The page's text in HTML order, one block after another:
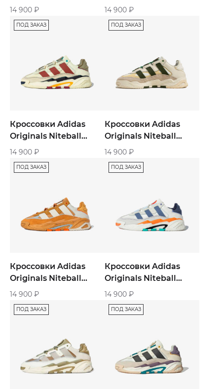
«Grey Legend Ink»
14 900 ₽
«Grey Green»
14 900 ₽
ПОД ЗАКАЗ
Кроссовки Adidas
Originals Niteball
«Cream Brown Gold»
14 900 ₽
ПОД ЗАКАЗ
Кроссовки Adidas
Originals Niteball
«Light Brown»
14 900 ₽
ПОД ЗАКАЗ
Кроссовки Adidas
Originals Niteball
«Brown Yellow»
14 900 ₽
ПОД ЗАКАЗ
Кроссовки Adidas
Originals Niteball
«Cream White»
14 900 ₽
ПОД ЗАКАЗ ПОД ЗАКАЗ